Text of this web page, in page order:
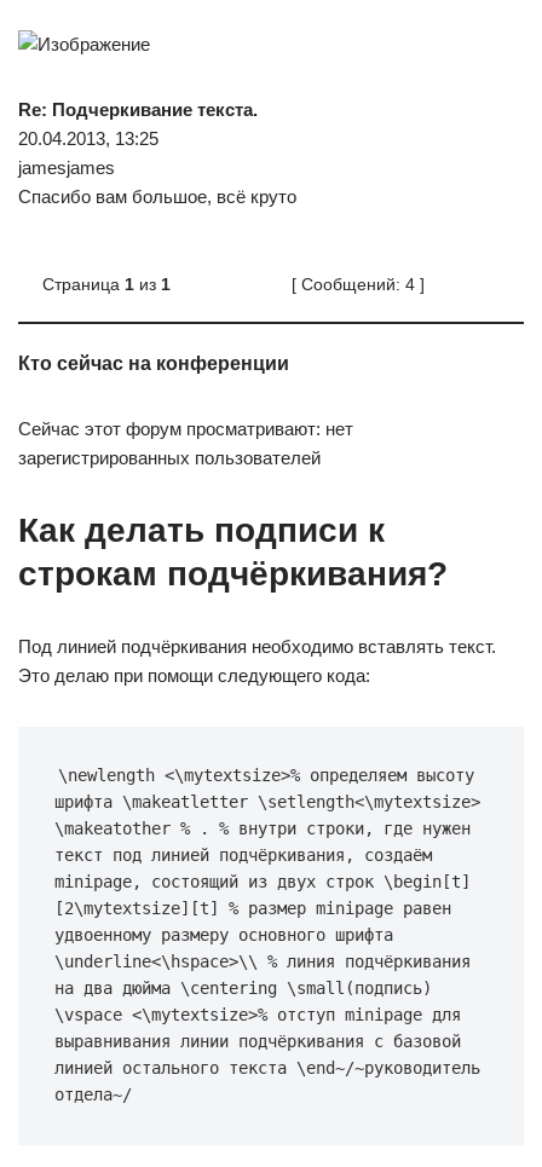
Re: Подчеркивание текста.
20.04.2013, 13:25
jamesjames
Спасибо вам большое, всё круто
Страница 1 из 1 [ Сообщений: 4 ]
Кто сейчас на конференции
Сейчас этот форум просматривают: нет
зарегистрированных пользователей
Как делать подписи к
строкам подчёркивания?
Под линией подчёркивания необходимо вставлять текст.
Это делаю при помощи следующего кода:
\newlength <\mytextsize>% определяем высоту
шрифта \makeatletter \setlength<\mytextsize>
\makeatother % . % внутри строки, где нужен
текст под линией подчёркивания, создаём
minipage, состоящий из двух строк \begin[t]
[2\mytextsize][t] % размер minipage равен
удвоенному размеру основного шрифта
\underline<\hspace>\\ % линия подчёркивания
на два дюйма \centering \small(подпись)
\vspace <\mytextsize>% отступ minipage для
выравнивания линии подчёркивания с базовой
линией остального текста \end~/~руководитель
отдела~/